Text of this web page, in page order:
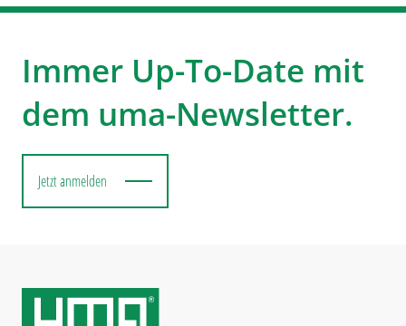
Immer Up-To-Date mit
dem uma-Newsletter.
Jetzt anmelden